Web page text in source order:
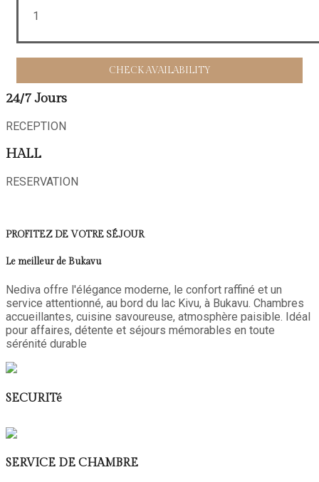
1
24/7 Jours
RECEPTION
HALL
RESERVATION
PROFITEZ DE VOTRE SÉJOUR
Le meilleur de Bukavu
Nediva offre l'élégance moderne, le confort raffiné et un
service attentionné, au bord du lac Kivu, à Bukavu. Chambres
accueillantes, cuisine savoureuse, atmosphère paisible. Idéal
pour affaires, détente et séjours mémorables en toute
sérénité durable
SECURITé
SERVICE DE CHAMBRE